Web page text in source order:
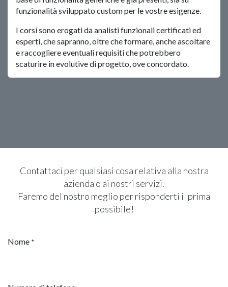
funzionalità sviluppato custom per le vostre esigenze.
I corsi sono erogati da analisti funzionali certificati ed
esperti, che sapranno, oltre che formare, anche ascoltare
e raccogliere eventuali requisiti che potrebbero
scaturire in evolutive di progetto, ove concordato.
Contattaci per qualsiasi cosa relativa alla nostra
azienda o ai nostri servizi.
Faremo del nostro meglio per risponderti il prima
possibile!
Nome *